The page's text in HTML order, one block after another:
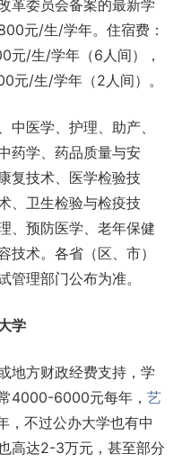
革委员会备案的最新学
元/生/学年。住宿费：
元/生/学年（6人间），
元/生/学年（2人间）。
中医学、护理、助产、
药学、药品质量与安
复技术、医学检验技
、卫生检验与检疫技
、预防医学、老年保健
技术。各省（区、市）
管理部门公布为准。
学
地方财政经费支持，学
4000-6000元每年， 艺
不过公办大学也有中
高达2-3万元，甚至部分